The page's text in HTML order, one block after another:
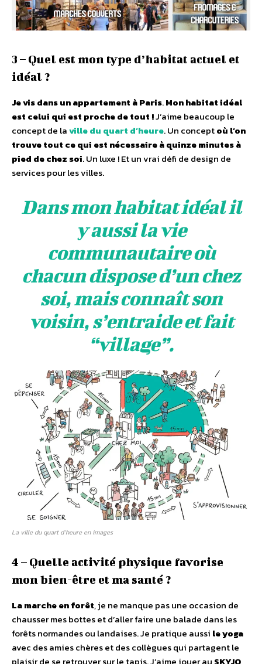
3 – Quel est mon type d’habitat actuel et
idéal ?
Je vis dans un appartement à Paris.Mon habitat idéal
est celui qui est proche de tout !J’aime beaucoup le
concept de laville du quart d’heure. Un conceptoù l’on
trouve tout ce qui est nécessaire à quinze minutes à
pied de chez soi. Un luxe ! Et un vrai défi de design de
services pour les villes.
Dans mon habitat idéal il
y aussi la vie
communautaire où
chacun dispose d’un chez
soi, mais connaît son
voisin, s’entraide et fait
“village”.
La ville du quart d’heure en images
4 – Quelle activité physique favorise
mon bien-être et ma santé ?
La marche en forêt, je ne manque pas une occasion de
chausser mes bottes et d’aller faire une balade dans les
forêts normandes ou landaises. Je pratique aussi le yoga
avec des amies chères et des collègues qui partagent le
plaisir de se retrouver sur le tapis. J’aime jouer au SKYJO